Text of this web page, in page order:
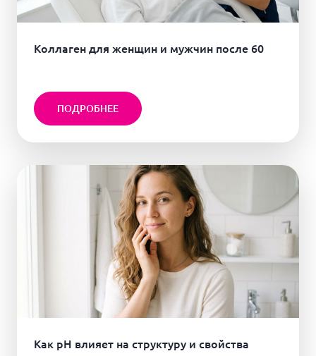
Коллаген для женщин и мужчин после 60
ПОДРОБНЕЕ
Как pH влияет на структуру и свойства